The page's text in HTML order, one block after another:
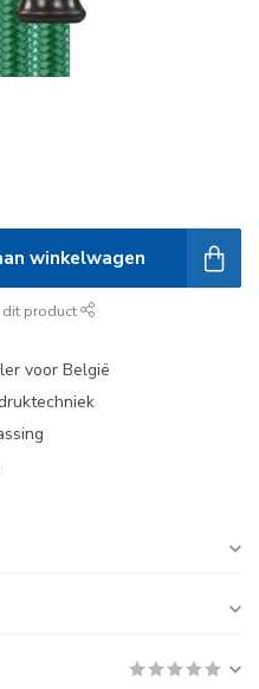
winkelwagen
dit product
voor België